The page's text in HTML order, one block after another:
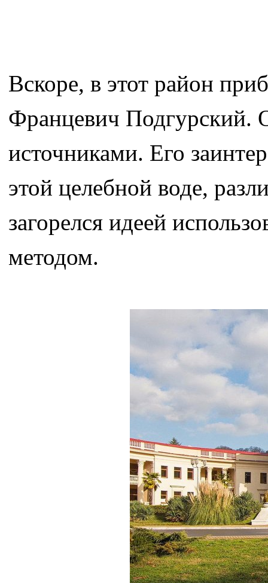
Вскоре, в этот район
Францевич Подгурский.
источниками. Его
этой целебной воде,
загорелся идеей
методом.